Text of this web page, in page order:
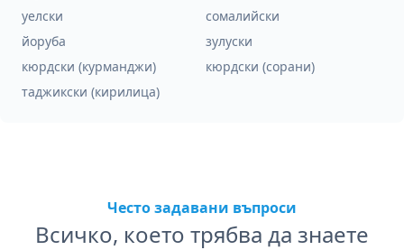
уелски
сомалийски
йоруба
зулуски
кюрдски (курманджи)
кюрдски (сорани)
таджикски (кирилица)
Често задавани въпроси
Всичко, което трябва да знаете